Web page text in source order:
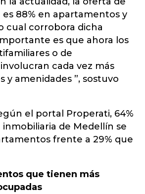
88% en apartamentos y
cual corrobora dicha
es que ahora los
o de
cada vez más
y amenidades ”, sostuvo
el portal Properati, 64%
inmobiliaria de Medellín se
frente a 29% que
que tienen más